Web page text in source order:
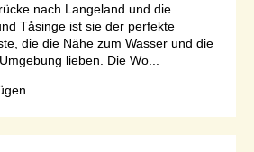
nach Langeland und die
Tåsinge ist sie der perfekte
die die Nähe zum Wasser und die
lieben. Die Wo...